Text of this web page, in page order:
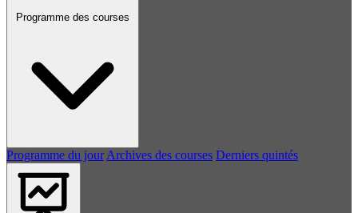
Programme des courses
Programme du jour Archives des courses Derniers quintés